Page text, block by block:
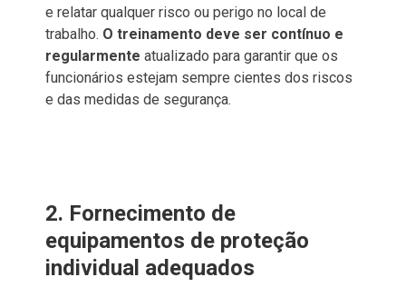
e relatar qualquer risco ou perigo no local de
trabalho. O treinamento deve ser contínuo e
regularmente atualizado para garantir que os
funcionários estejam sempre cientes dos riscos
e das medidas de segurança.
2. Fornecimento de
equipamentos de proteção
individual adequados